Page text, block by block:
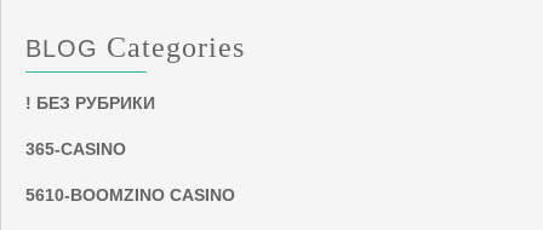
BLOG Categories
! БЕЗ РУБРИКИ
365-CASINO
5610-BOOMZINO CASINO